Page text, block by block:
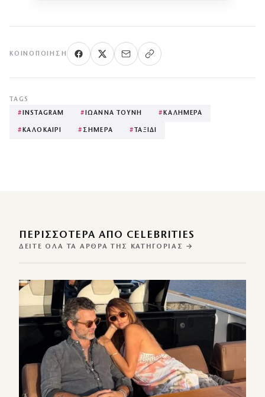
ΚΟΙΝΟΠΟΊΗΣΗ
TAGS
#INSTAGRAM #ΙΩΑΝΝΑ ΤΟΥΝΗ #ΚΑΛΗΜΕΡΑ
#ΚΑΛΟΚΑΙΡΙ # ΣΗΜΕΡΑ # ΤΑΞΙΔΙ
ΠΕΡΙΣΣΌΤΕΡΑ ΑΠΌ CELEBRITIES
ΔΕΊΤΕ ΌΛΑ ΤΑ ΆΡΘΡΑ ΤΗΣ ΚΑΤΗΓΟΡΊΑΣ →